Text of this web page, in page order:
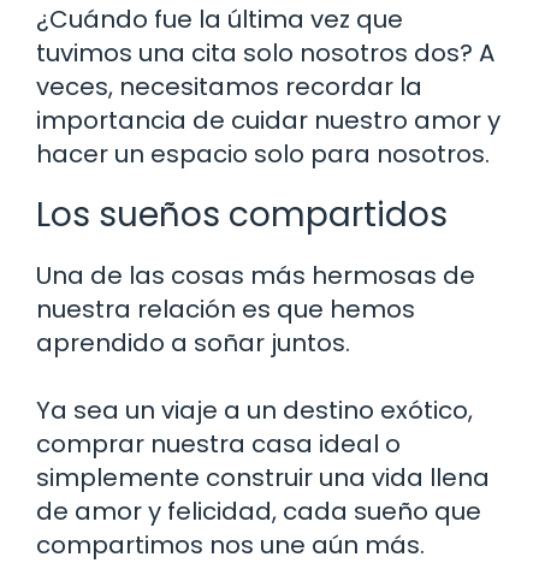
¿Cuándo fue la última vez que
tuvimos una cita solo nosotros dos? A
veces, necesitamos recordar la
importancia de cuidar nuestro amor y
hacer un espacio solo para nosotros.
Los sueños compartidos
Una de las cosas más hermosas de
nuestra relación es que hemos
aprendido a soñar juntos.
Ya sea un viaje a un destino exótico,
comprar nuestra casa ideal o
simplemente construir una vida llena
de amor y felicidad, cada sueño que
compartimos nos une aún más.